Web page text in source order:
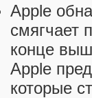
Apple
смягчает
конце
Apple
которые